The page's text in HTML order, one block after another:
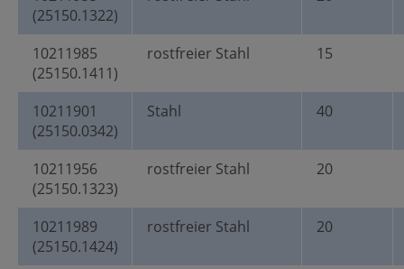
(25150.1322)
10211985
(25150.1411)
rostfreier Stahl 15
10211901
(25150.0342)
Stahl 40
10211956
(25150.1323)
rostfreier Stahl 20
10211989
(25150.1424)
rostfreier Stahl 20